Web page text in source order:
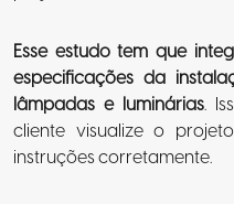
Esse estudo tem que
especificações da
lâmpadas e luminárias.
cliente visualize o
instruções corretamente.